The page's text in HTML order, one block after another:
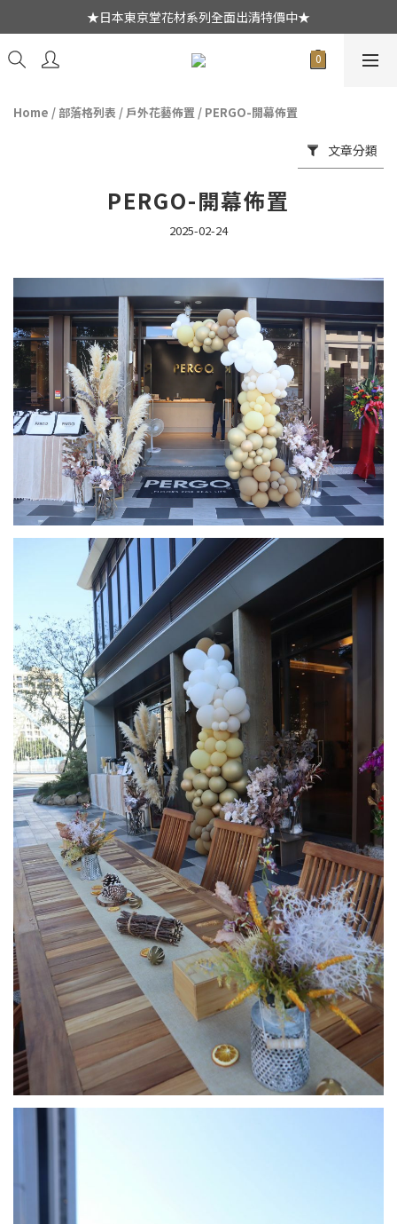
★日本東京堂花材系列全面出清特價中★
★日本東京堂花材系列全面出清特價中★
新會員綁定Line好友登入首次消費$1500現折$50元
★日本東京堂花材系列全面出清特價中★
Home / 部落格列表 /戶外花藝佈置 / PERGO-開幕佈置
文章分類
PERGO-開幕佈置
2025-02-24